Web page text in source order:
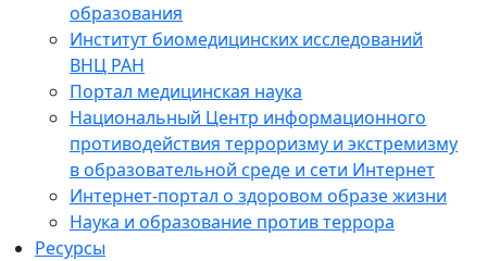
образования
Институт биомедицинских исследований
ВНЦ РАН
Портал медицинская наука
Национальный Центр информационного
противодействия терроризму и экстремизму
в образовательной среде и сети Интернет
Интернет-портал о здоровом образе жизни
Наука и образование против террора
Ресурсы